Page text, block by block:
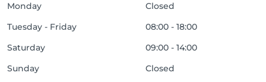
Monday
Closed
Tuesday - Friday
08:00 - 18:00
Saturday
09:00 - 14:00
Sunday
Closed